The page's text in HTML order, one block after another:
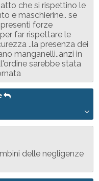
che si rispettino le
e maschierine.. se
forze
far rispettare le
..la presenza dei
manganelli..anzi in
sarebbe stata
delle negligenze